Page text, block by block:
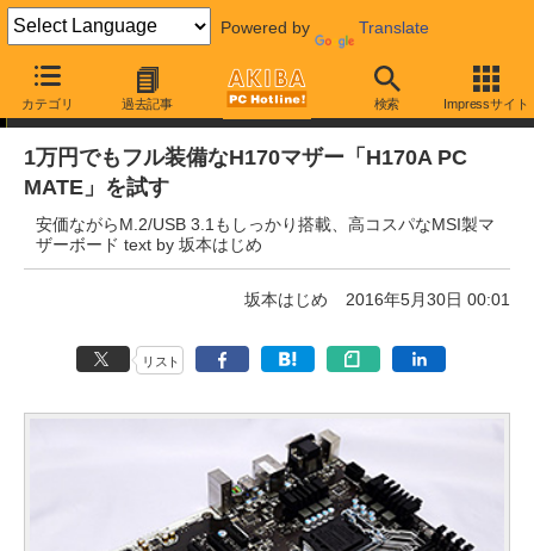
Powered by Translate
カテゴリ 過去記事 検索 Impressサイト
借りてみたらこうだった！
1万円でもフル装備なH170マザー「H170A PC
MATE」を試す
安価ながらM.2/USB 3.1もしっかり搭載、高コスパなMSI製マ
ザーボード text by 坂本はじめ
坂本はじめ 2016年5月30日 00:01
リスト